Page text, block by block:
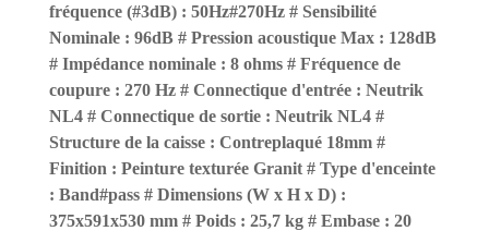
fréquence (#3dB) : 50Hz#270Hz # Sensibilité
Nominale : 96dB # Pression acoustique Max : 128dB
# Impédance nominale : 8 ohms # Fréquence de
coupure : 270 Hz # Connectique d'entrée : Neutrik
NL4 # Connectique de sortie : Neutrik NL4 #
Structure de la caisse : Contreplaqué 18mm #
Finition : Peinture texturée Granit # Type d'enceinte
: Band#pass # Dimensions (W x H x D) :
375x591x530 mm # Poids : 25,7 kg # Embase : 20